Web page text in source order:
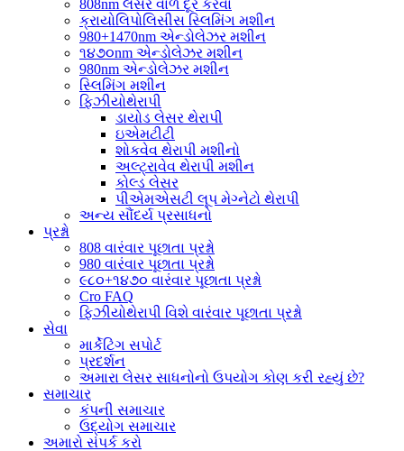
808nm લેસર વાળ દૂર કરવા
ક્રાયોલિપોલિસીસ સ્લિમિંગ મશીન
980+1470nm એન્ડોલેઝર મશીન
૧૪૭૦nm એન્ડોલેઝર મશીન
980nm એન્ડોલેઝર મશીન
સ્લિમિંગ મશીન
ફિઝીયોથેરાપી
ડાયોડ લેસર થેરાપી
ઇએમટીટી
શોકવેવ થેરાપી મશીનો
અલ્ટ્રાવેવ થેરાપી મશીન
કોલ્ડ લેસર
પીએમએસટી લૂપ મેગ્નેટો થેરાપી
અન્ય સૌંદર્ય પ્રસાધનો
પ્રશ્નો
808 વારંવાર પૂછાતા પ્રશ્નો
980 વારંવાર પૂછાતા પ્રશ્નો
૯૮૦+૧૪૭૦ વારંવાર પૂછાતા પ્રશ્નો
Cro FAQ
ફિઝીયોથેરાપી વિશે વારંવાર પૂછાતા પ્રશ્નો
સેવા
માર્કેટિંગ સપોર્ટ
પ્રદર્શન
અમારા લેસર સાધનોનો ઉપયોગ કોણ કરી રહ્યું છે?
સમાચાર
કંપની સમાચાર
ઉદ્યોગ સમાચાર
અમારો સંપર્ક કરો